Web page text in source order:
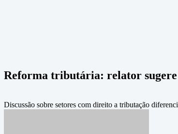
Reforma tributária: relator sugere
Discussão sobre setores com direito a tributação